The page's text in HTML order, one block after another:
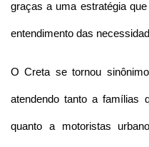
graças a uma estratégia
entendimento das
O Creta se tornou
atendendo tanto a famílias
quanto a motoristas